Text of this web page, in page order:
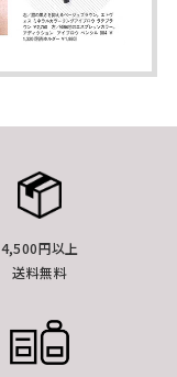
4,500円以上
送料無料